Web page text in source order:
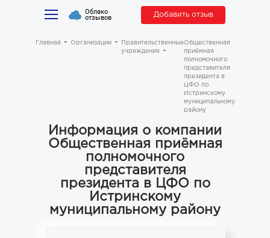
Облако
отзывов Добавить отзыв
Главная Организации
Правительственные
учреждения
Общественная
приёмная
полномочного
представителя
президента в
ЦФО по
Истринскому
муниципальному
району
Информация о компании
Общественная приёмная
полномочного
представителя
президента в ЦФО по
Истринскому
муниципальному району